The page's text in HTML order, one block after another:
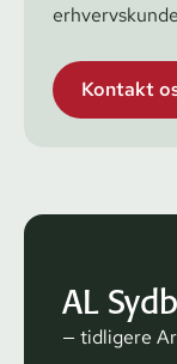
Kontakt
AL
— tidligere